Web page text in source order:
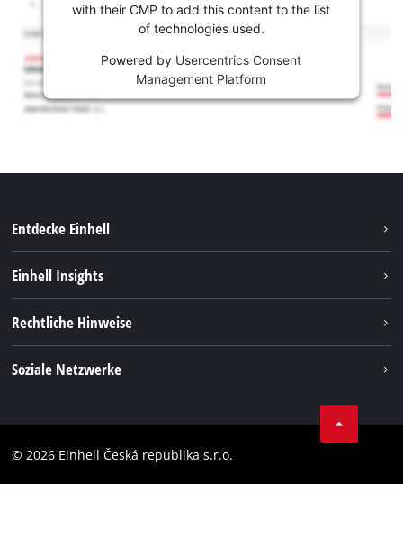
with their CMP to add this content to the list
of technologies used.
Powered by Usercentrics Consent
Management Platform
Entdecke Einhell
Akkusystem
Einhell Insights
Rechtliche Hinweise
Barrierefreiheits-Erklärung
Soziale Netzwerke
Instagram
© 2026 Einhell Česká republika s.r.o.